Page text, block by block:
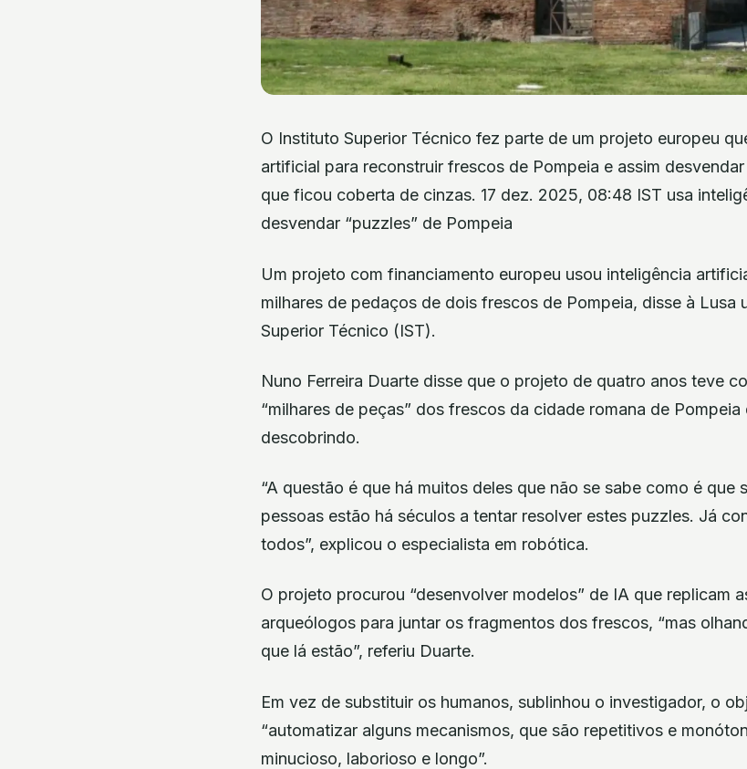
O Instituto Superior Técnico fez parte de um projeto europeu
artificial para reconstruir frescos de Pompeia e assim
que ficou coberta de cinzas. 17 dez. 2025, 08:48 IST usa
desvendar “puzzles” de Pompeia
Um projeto com financiamento europeu usou inteligência
milhares de pedaços de dois frescos de Pompeia, disse à Lusa
Superior Técnico (IST).
Nuno Ferreira Duarte disse que o projeto de quatro anos teve
“milhares de peças” dos frescos da cidade romana de
descobrindo.
“A questão é que há muitos deles que não se sabe como é que
pessoas estão há séculos a tentar resolver estes puzzles. Já
todos”, explicou o especialista em robótica.
O projeto procurou “desenvolver modelos” de IA que replicam
arqueólogos para juntar os fragmentos dos frescos, “mas
que lá estão”, referiu Duarte.
Em vez de substituir os humanos, sublinhou o investigador, o
“automatizar alguns mecanismos, que são repetitivos e
minucioso, laborioso e longo”.